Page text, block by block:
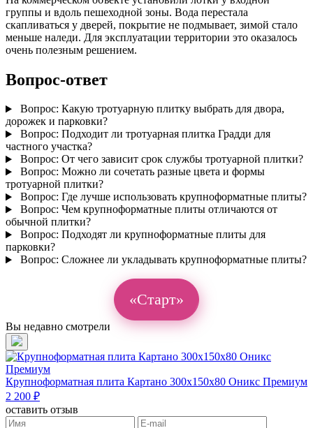
группы и вдоль пешеходной зоны. Вода перестала
скапливаться у дверей, покрытие не подмывает, зимой стало
меньше наледи. Для эксплуатации территории это оказалось
очень полезным решением.
Вопрос-ответ
Вопрос: Какую тротуарную плитку выбрать для двора,
дорожек и парковки?
Вопрос: Подходит ли тротуарная плитка Градди для
частного участка?
Вопрос: От чего зависит срок службы тротуарной плитки?
Вопрос: Можно ли сочетать разные цвета и формы
тротуарной плитки?
Вопрос: Где лучше использовать крупноформатные плиты?
Вопрос: Чем крупноформатные плиты отличаются от
обычной плитки?
Вопрос: Подходят ли крупноформатные плиты для
парковки?
Вопрос: Сложнее ли укладывать крупноформатные плиты?
«Старт»
Вы недавно смотрели
Крупноформатная плита Картано 300х150х80 Оникс Премиум
2 200 ₽
оставить отзыв